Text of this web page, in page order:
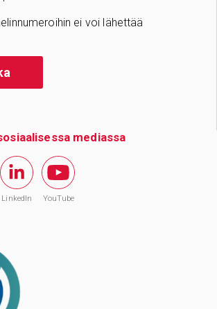
ei voi lähettää
mediassa
LinkedIn YouTube